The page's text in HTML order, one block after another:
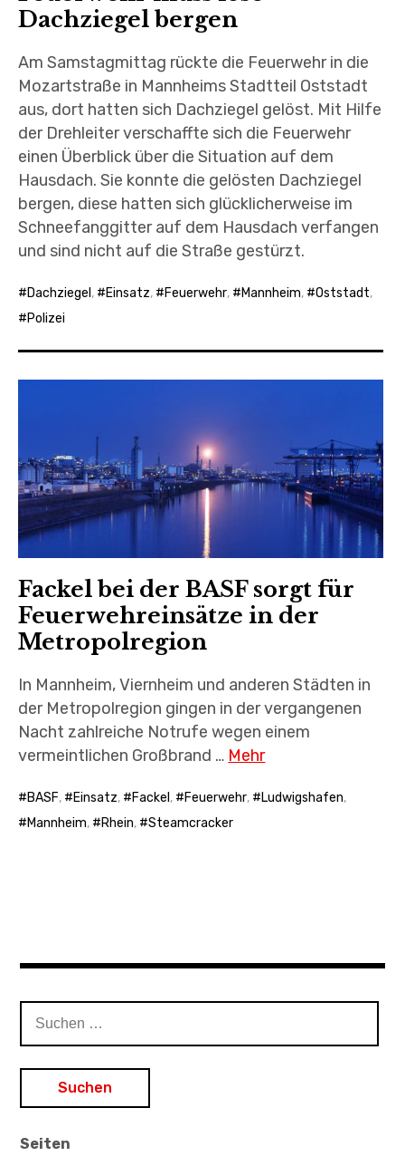
Dachziegel bergen
Am Samstagmittag rückte die Feuerwehr in die
Mozartstraße in Mannheims Stadtteil Oststadt
aus, dort hatten sich Dachziegel gelöst. Mit Hilfe
der Drehleiter verschaffte sich die Feuerwehr
einen Überblick über die Situation auf dem
Hausdach. Sie konnte die gelösten Dachziegel
bergen, diese hatten sich glücklicherweise im
Schneefanggitter auf dem Hausdach verfangen
und sind nicht auf die Straße gestürzt.
Dachziegel , Einsatz, Feuerwehr, Mannheim, Oststadt,
Polizei
Fackel bei der BASF sorgt für
Feuerwehreinsätze in der
Metropolregion
In Mannheim, Viernheim und anderen Städten in
der Metropolregion gingen in der vergangenen
Nacht zahlreiche Notrufe wegen einem
vermeintlichen Großbrand … Mehr
BASF, Einsatz, Fackel , Feuerwehr, Ludwigshafen,
Mannheim, Rhein, Steamcracker
nach:
Seiten